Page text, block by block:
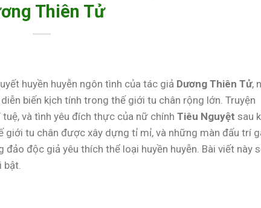
Thiên Tử
huyền huyễn ngôn tình của tác giả Dương Thiên Tử,
biến kịch tính trong thế giới tu chân rộng lớn. Truyện
và tình yêu đích thực của nữ chính Tiêu Nguyệt sau
giới tu chân được xây dựng tỉ mỉ, và những màn đấu trí
độc giả yêu thích thể loại huyền huyễn. Bài viết này